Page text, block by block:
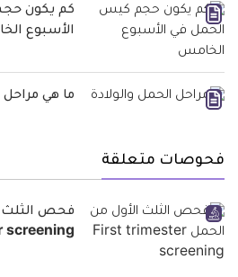
كم يكون
الأسبوع
ما هي مراحل
فحوصات متعلقة
screening